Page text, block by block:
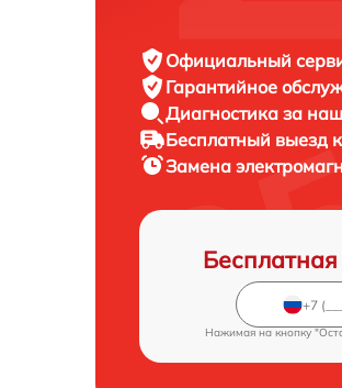
Официальный
Гарантийное
Диагностика за наш
Бесплатный выезд
Замена
Нажимая на кнопку